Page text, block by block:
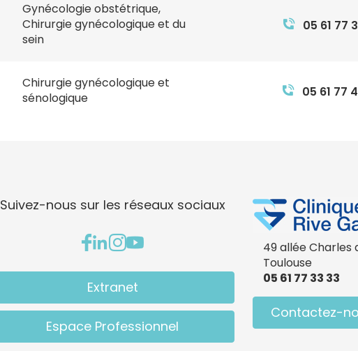
Gynécologie obstétrique,
Chirurgie gynécologique et du
sein
05 61 77
Chirurgie gynécologique et
sénologique
05 61 77
Suivez-nous sur les réseaux sociaux
Extranet
Espace Professionnel
49 allée Charles
Toulouse
05 61 77 33 33
Contactez-